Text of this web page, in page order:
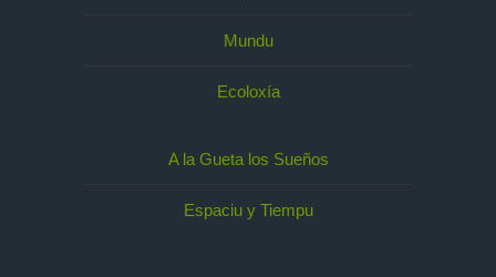
Mundu
Ecoloxía
A la Gueta los Sueños
Espaciu y Tiempu